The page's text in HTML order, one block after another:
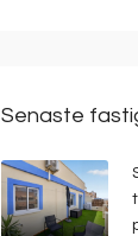
Senaste